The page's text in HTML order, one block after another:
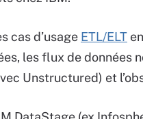
cas d’usage ETL/ELT
les flux de données
Unstructured) et